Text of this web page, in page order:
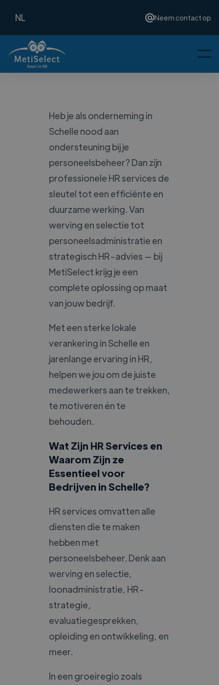
NL Neem contact op
Heb je als onderneming in
Schelle nood aan
ondersteuning bij je
personeelsbeheer? Dan zijn
professionele HR services de
sleutel tot een efficiënte en
duurzame werking. Van
werving en selectie tot
personeelsadministratie en
strategisch HR-advies — bij
MetiSelect krijg je een
complete oplossing op maat
van jouw bedrijf.
Met een sterke lokale
verankering in Schelle en
jarenlange ervaring in HR,
helpen we jou om de juiste
medewerkers aan te trekken,
te motiveren én te
behouden.
Wat Zijn HR Services en
Waarom Zijn ze
Essentieel voor
Bedrijven in Schelle?
HR services omvatten alle
diensten die te maken
hebben met
personeelsbeheer. Denk aan
werving en selectie,
loonadministratie, HR-
strategie,
evaluatiegesprekken,
opleiding en ontwikkeling, en
meer.
In een groeiregio zoals